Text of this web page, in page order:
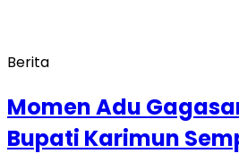
Berita
Momen Adu
Bupati Karimun